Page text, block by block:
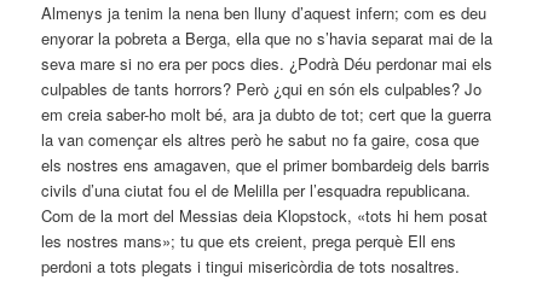
Almenys ja tenim la nena ben lluny d’aquest infern; com es deu
enyorar la pobreta a Berga, ella que no s’havia separat mai de la
seva mare si no era per pocs dies. ¿Podrà Déu perdonar mai els
culpables de tants horrors? Però ¿qui en són els culpables? Jo
em creia saber-ho molt bé, ara ja dubto de tot; cert que la guerra
la van començar els altres però he sabut no fa gaire, cosa que
els nostres ens amagaven, que el primer bombardeig dels barris
civils d’una ciutat fou el de Melilla per l’esquadra republicana.
Com de la mort del Messias deia Klopstock, «tots hi hem posat
les nostres mans»; tu que ets creient, prega perquè Ell ens
perdoni a tots plegats i tingui misericòrdia de tots nosaltres.